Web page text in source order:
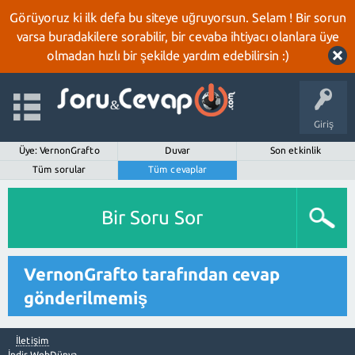
Görüyoruz ki ilk defa bu siteye uğruyorsun. Selam ! Bir sorun
varsa buradakilere sorabilir, bir cevaba ihtiyacı olanlara üye
olmadan hızlı bir şekilde yardım edebilirsin :)
Giriş
Üye: VernonGrafto Duvar
Son etkinlik
Tüm sorular
Tüm cevaplar
Bir Soru Sor
VernonGrafto tarafından cevap
gönderilmemiş
İletişim